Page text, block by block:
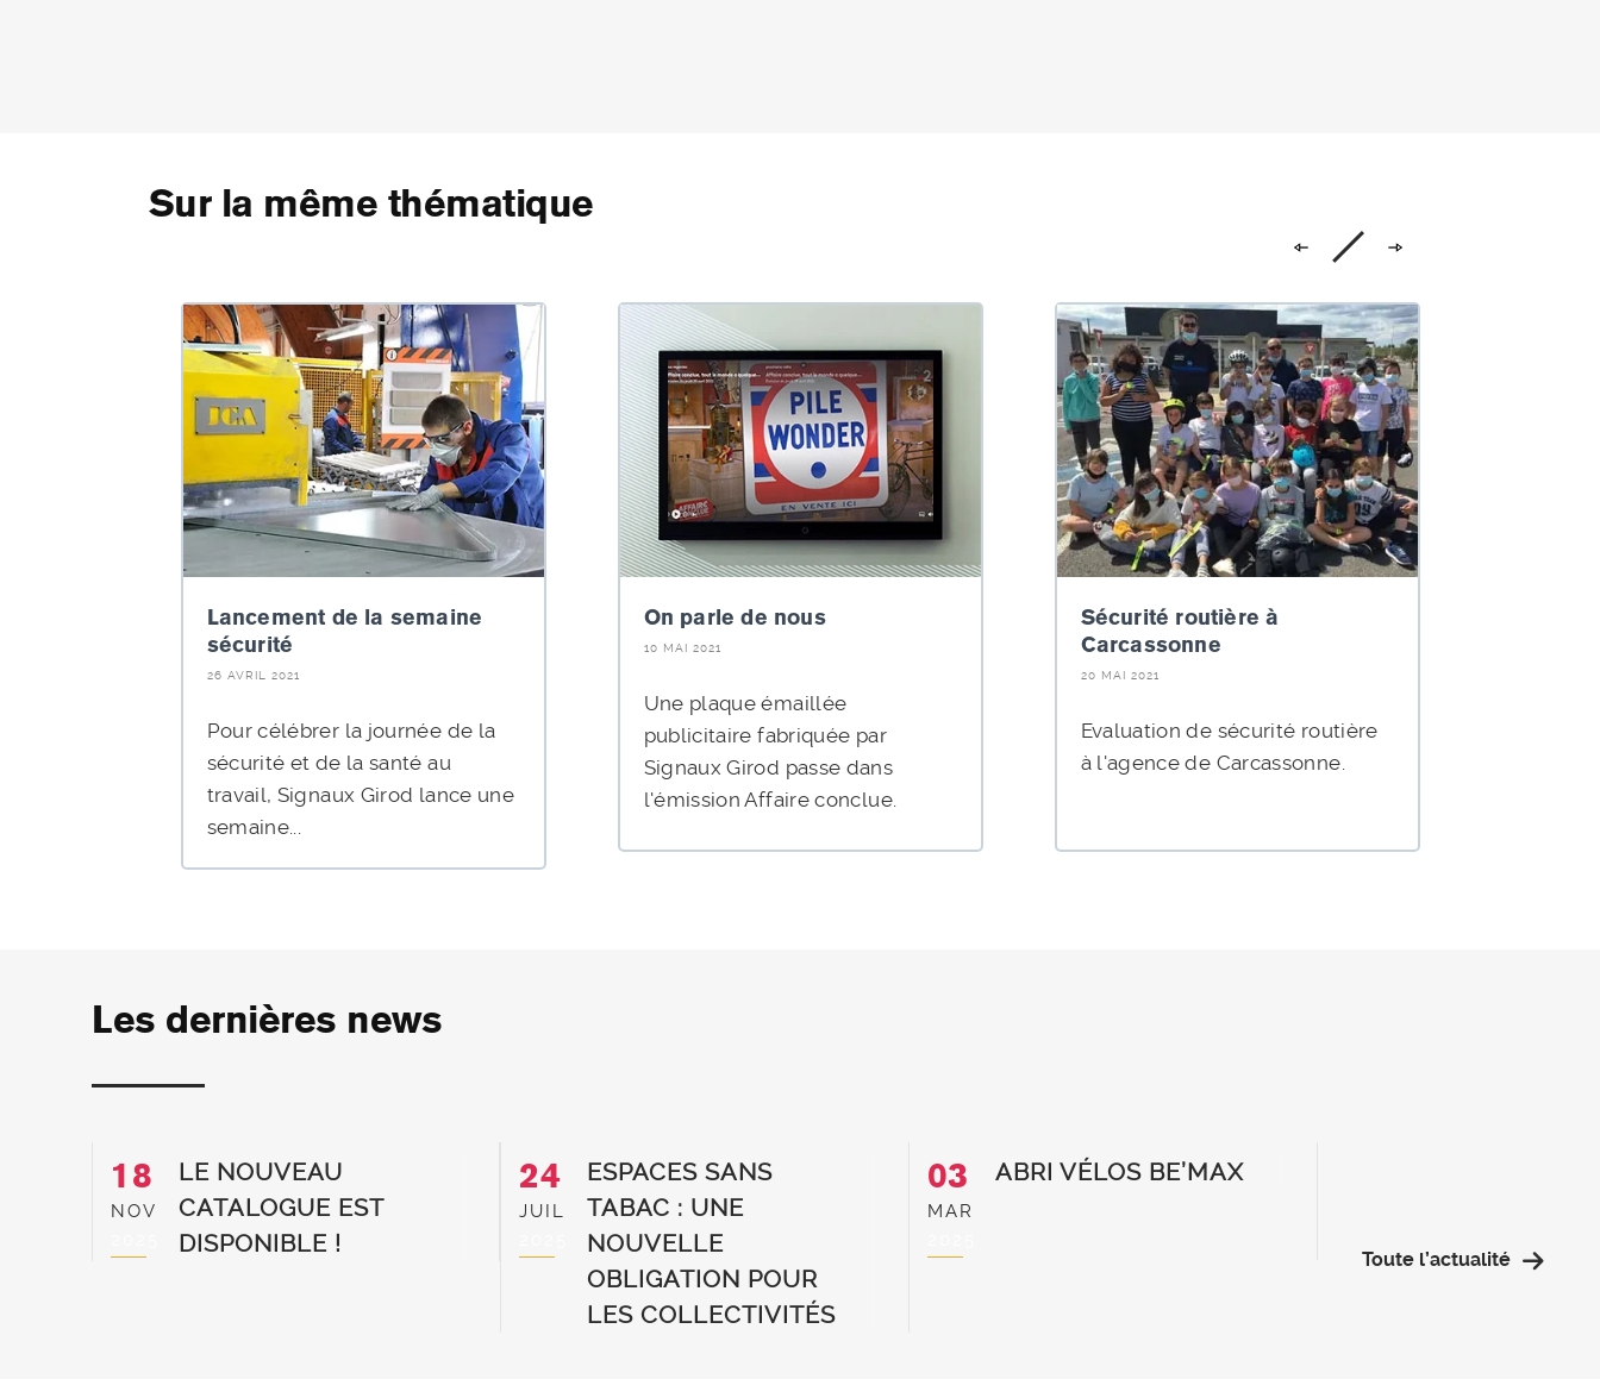
Sur la même thématique
Lancement de la semaine
sécurité
26 AVRIL 2021
Pour célébrer la journée de la
sécurité et de la santé au
travail, Signaux Girod lance une
semaine...
On parle de nous
10 MAI 2021
Une plaque émaillée
publicitaire fabriquée par
Signaux Girod passe dans
l'émission Affaire conclue.
Sécurité routière à
Carcassonne
20 MAI 2021
Evaluation de sécurité routière
à l'agence de Carcassonne.
Les dernières news
18
NOV
LE NOUVEAU
CATALOGUE EST
DISPONIBLE !
24
JUIL
ESPACES SANS
TABAC : UNE
NOUVELLE
OBLIGATION POUR
LES COLLECTIVITÉS
03
MAR
ABRI VÉLOS BE’MAX
Toute l’actualité